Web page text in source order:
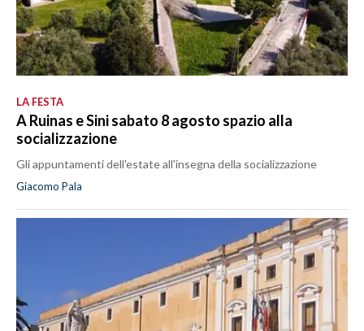
LA FESTA
A Ruinas e Sini sabato 8 agosto spazio alla
socializzazione
Gli appuntamenti dell'estate all'insegna della socializzazione
Giacomo Pala